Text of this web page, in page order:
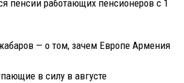
пенсии работающих пенсионеров с 1
— о том, зачем Европе Армения
в силу в августе